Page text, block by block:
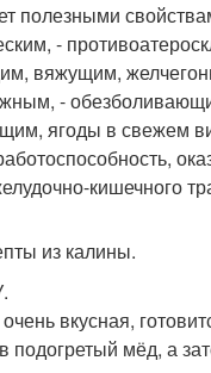
полезными
-
вяжущим,
-
ягоды в свежем
кишечного
из калины.
вкусная,
подогретый мёд, а